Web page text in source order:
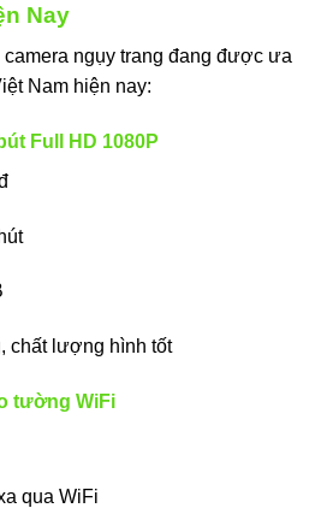
Nay
ngụy trang đang được ưa
Nam hiện nay:
Full HD 1080P
chất lượng hình tốt
tường WiFi
qua WiFi